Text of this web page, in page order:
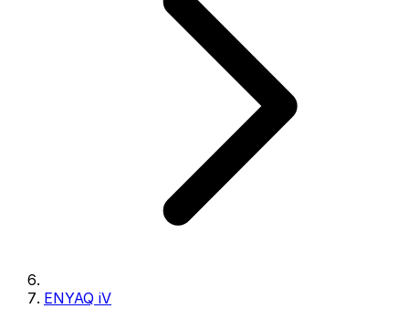
ENYAQ iV